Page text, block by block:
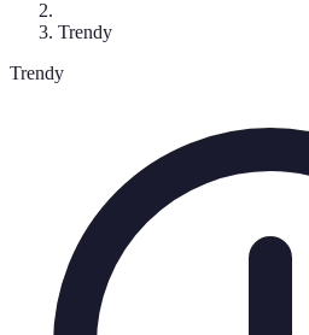
Trendy
Trendy